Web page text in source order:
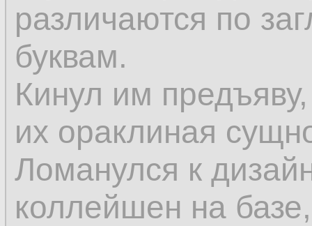
различаются по
буквам.
Кинул им
их ораклиная
Ломанулся к
коллейшен на